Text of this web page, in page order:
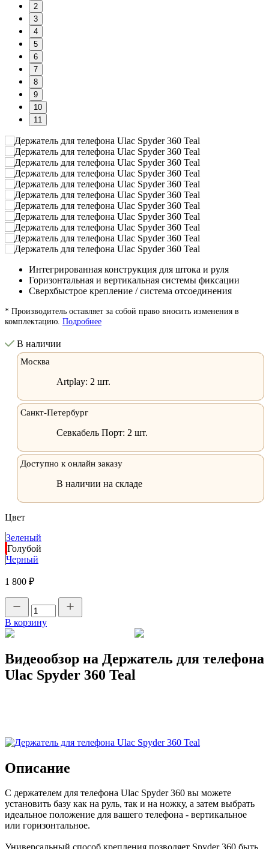
2
3
4
5
6
7
8
9
10
11
Интегрированная конструкция для штока и руля
Горизонтальная и вертикальная системы фиксации
Сверхбыстрое крепление / система отсоединения
* Производитель оставляет за собой право вносить изменения в
комплектацию. Подробнее
В наличии
Москва
Artplay: 2 шт.
Санкт-Петербург
Севкабель Порт: 2 шт.
Доступно к онлайн заказу
В наличии на складе
Цвет
Зеленый
Голубой
Черный
1 800 ₽
В корзину
Видеообзор на Держатель для телефона
Ulac Spyder 360 Teal
Описание
С держателем для телефона Ulac Spyder 360 вы можете
установить базу как на руль, так и на ножку, а затем выбрать
идеальное положение для вашего телефона - вертикальное
или горизонтальное.